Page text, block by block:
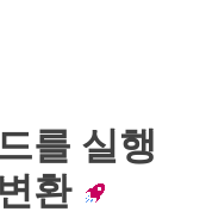
를 실행
환